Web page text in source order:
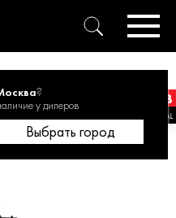
?
у дилеров
Выбрать город